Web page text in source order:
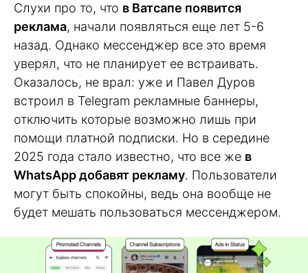
Слухи про то, что в Ватсапе появится
реклама, начали появляться еще лет 5-6
назад. Однако мессенджер все это время
уверял, что не планирует ее встраивать.
Оказалось, не врал: уже и Павел Дуров
встроил в Telegram рекламные баннеры,
отключить которые возможно лишь при
помощи платной подписки. Но в середине
2025 года стало известно, что все же в
WhatsApp добавят рекламу. Пользователи
могут быть спокойны, ведь она вообще не
будет мешать пользоваться мессенджером.